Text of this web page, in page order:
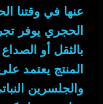
عنها في وقتنا
الحجري يوفر
بالثقل أو
المنتج يعتمد
والجلسرين